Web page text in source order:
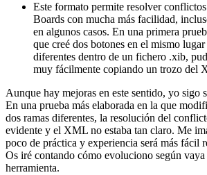
Este formato permite resolver
Boards con mucha más facilidad,
en algunos casos. En una primera
que creé dos botones en el mismo lugar
diferentes dentro de un fichero .xib,
muy fácilmente copiando un trozo del
Aunque hay mejoras en este sentido, yo sigo
En una prueba más elaborada en la que
dos ramas diferentes, la resolución del
evidente y el XML no estaba tan claro. Me
poco de práctica y experiencia será más fácil
Os iré contando cómo evoluciono según vaya
herramienta.